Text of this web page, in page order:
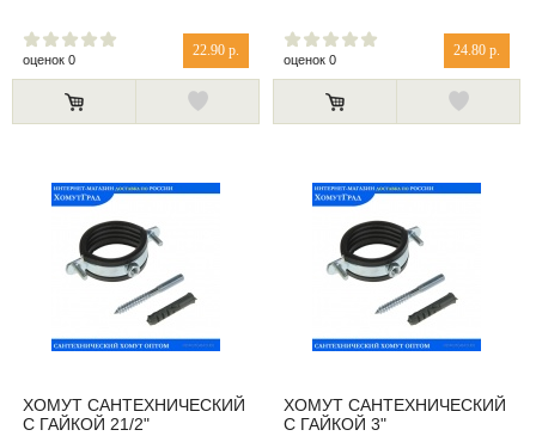
22.90 р.
оценок 0
24.80 р.
оценок 0
ХОМУТ САНТЕХНИЧЕСКИЙ
С ГАЙКОЙ 21/2"
ХОМУТ САНТЕХНИЧЕСКИЙ
С ГАЙКОЙ 3"